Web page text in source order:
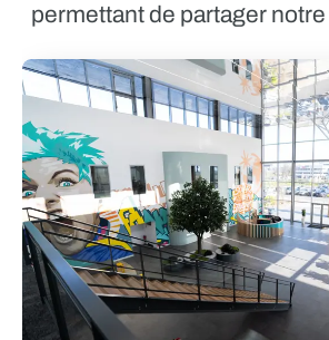
permettant de partager